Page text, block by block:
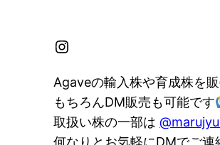
Instagram
Agaveの輸入株や育成株を
もちろんDM販売も可能です
取扱い株の一部は
何なりとお気軽にDMでご連